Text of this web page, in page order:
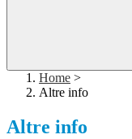
Home >
Altre info
Altre info